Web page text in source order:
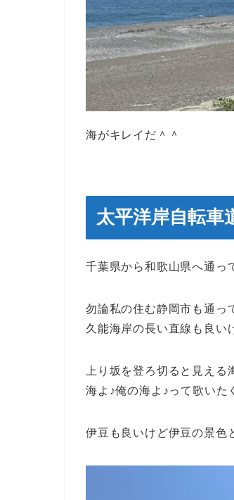
海がキレイだ＾＾
太平洋岸自転車
千葉県から和歌山県へ通っ
勿論私の住む静岡市も通っ
久能海岸の長い直線も良い
上り坂を登ろ切ると見える
海よ♪俺の海よ♪って歌いた
伊豆も良いけど伊豆の景色